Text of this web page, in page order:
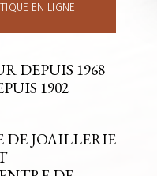
EN LIGNE
DEPUIS 1968
1902
DE JOAILLERIE